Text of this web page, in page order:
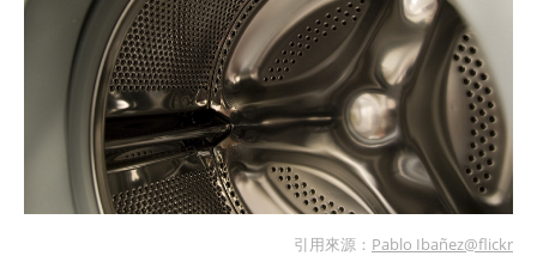
引用來源： Pablo Ibañez@flickr